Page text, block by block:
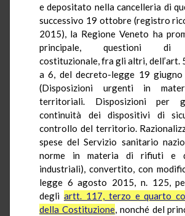
e depositato nella cancelleria di
successivo 19 ottobre (registro
2015), la Regione Veneto ha
principale, questioni di
costituzionale, fra gli altri, dell’art.
a 6, del decreto-legge 19
(Disposizioni urgenti in
territoriali. Disposizioni per
continuità dei dispositivi di
controllo del territorio.
spese del Servizio sanitario
norme in materia di rifiuti e
industriali), convertito, con
legge 6 agosto 2015, n. 125,
degli artt. 117, terzo e quarto
della Costituzione, nonché del